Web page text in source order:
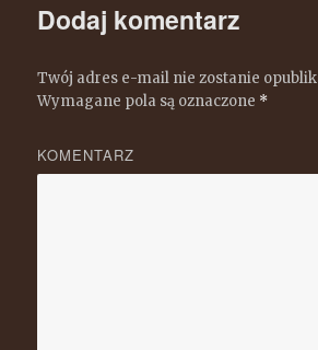
Dodaj komentarz
Twój adres e-mail nie zostanie
Wymagane pola są oznaczone *
KOMENTARZ